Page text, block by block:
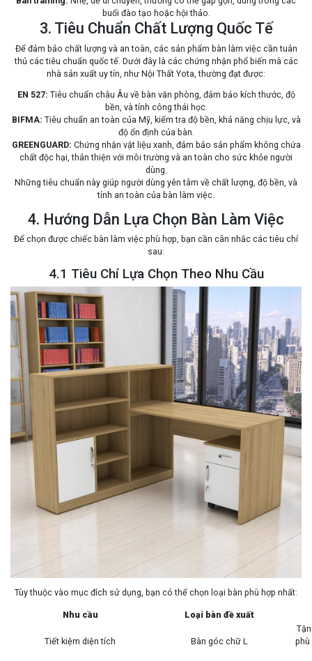
buổi đào tạo hoặc hội thảo.
3. Tiêu Chuẩn Chất Lượng Quốc Tế
Để đảm bảo chất lượng và an toàn, các sản phẩm bàn làm việc cần tuân
thủ các tiêu chuẩn quốc tế. Dưới đây là các chứng nhận phổ biến mà các
nhà sản xuất uy tín, như Nội Thất Yota, thường đạt được:
EN 527: Tiêu chuẩn châu Âu về bàn văn phòng, đảm bảo kích thước, độ
bền, và tính công thái học.
BIFMA: Tiêu chuẩn an toàn của Mỹ, kiểm tra độ bền, khả năng chịu lực, và
độ ổn định của bàn.
GREENGUARD: Chứng nhận vật liệu xanh, đảm bảo sản phẩm không chứa
chất độc hại, thân thiện với môi trường và an toàn cho sức khỏe người
dùng.
Những tiêu chuẩn này giúp người dùng yên tâm về chất lượng, độ bền, và
tính an toàn của bàn làm việc.
4. Hướng Dẫn Lựa Chọn Bàn Làm Việc
Để chọn được chiếc bàn làm việc phù hợp, bạn cần cân nhắc các tiêu chí
sau:
4.1 Tiêu Chí Lựa Chọn Theo Nhu Cầu
Tùy thuộc vào mục đích sử dụng, bạn có thể chọn loại bàn phù hợp nhất:
Nhu cầu Loại bàn đề xuất
Tiết kiệm diện tích Bàn góc chữ L
phù